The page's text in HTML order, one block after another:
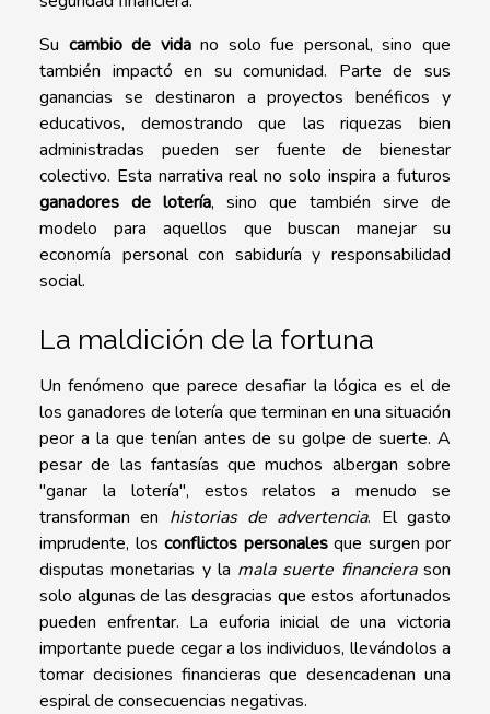
Su cambio de vidano solo fue personal, sino que
también impactó en su comunidad. Parte de sus
ganancias se destinaron a proyectos benéficos y
educativos, demostrando que las riquezas bien
administradas pueden ser fuente de bienestar
colectivo. Esta narrativa real no solo inspira a futuros
ganadores de lotería, sino que también sirve de
modelo para aquellos que buscan manejar su
economía personal con sabiduría y responsabilidad
social.
La maldición de la fortuna
Un fenómeno que parece desafiar la lógica es el de
los ganadores de lotería que terminan en una situación
peor a la que tenían antes de su golpe de suerte. A
pesar de las fantasías que muchos albergan sobre
"ganar la lotería", estos relatos a menudo se
transforman en historias de advertencia. El gasto
imprudente, los conflictos personalesque surgen por
disputas monetarias y la mala suerte financierason
solo algunas de las desgracias que estos afortunados
pueden enfrentar. La euforia inicial de una victoria
importante puede cegar a los individuos, llevándolos a
tomar decisiones financieras que desencadenan una
espiral de consecuencias negativas.